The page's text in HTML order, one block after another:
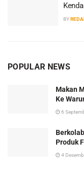
BY
POPULAR NEWS
Makan
Ke
6
Produk
4